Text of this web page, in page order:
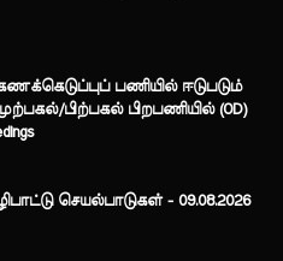
பணியில் ஈடுபடும்
பிற்பகல் பிறபணியில் (OD)
செயல்பாடுகள் - 09.08.2026